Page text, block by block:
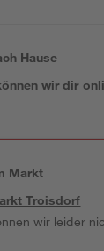
Hause
wir dir
Markt
Troisdorf
wir leider